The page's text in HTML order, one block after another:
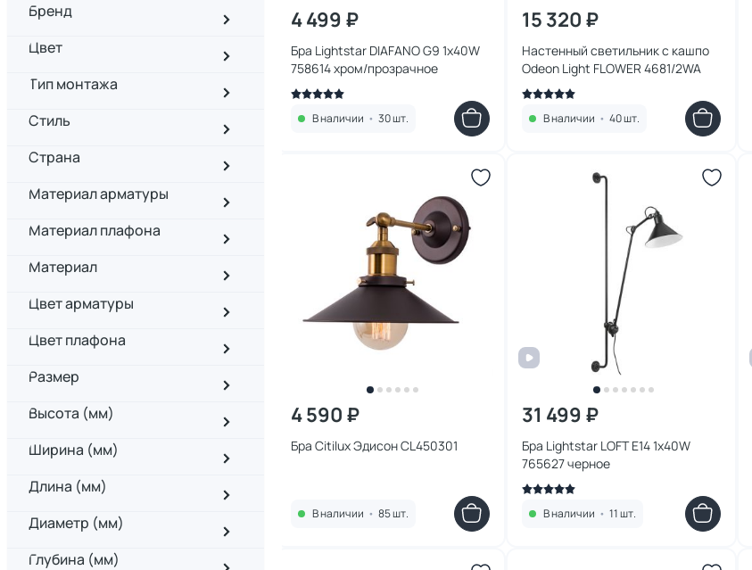
Бренд
Цвет
Тип монтажа
Стиль
Страна
Материал арматуры
Материал плафона
Материал
Цвет арматуры
Цвет плафона
Размер
Высота (мм)
Ширина (мм)
Длина (мм)
Диаметр (мм)
Глубина (мм)
4 499 ₽
Бра Lightstar DIAFANO G9 1х40W
758614 хром/прозрачное
В наличии • 30 шт.
15 320 ₽
Настенный светильник с кашпо
Odeon Light FLOWER 4681/2WA
В наличии • 40 шт.
4 590 ₽
Бра Citilux Эдисон CL450301
В наличии • 85 шт.
31 499 ₽
Бра Lightstar LOFT E14 1х40W
765627 черное
В наличии • 11 шт.